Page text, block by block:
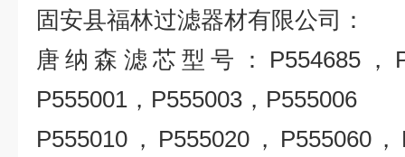
固安县福林过滤器材有限公司：
唐纳森滤芯型号：P554685，
P555001，P555003，P555006
P555010，P555020，P555060